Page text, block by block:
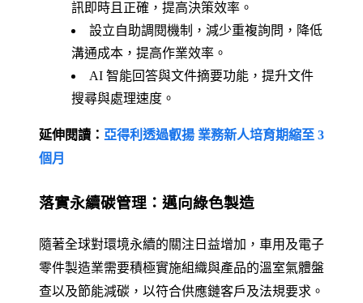
訊即時且正確，提高決策效率。
設立自助調閱機制，減少重複詢問，降低
溝通成本，提高作業效率。
AI 智能回答與文件摘要功能，提升文件
搜尋與處理速度。
延伸閱讀： 亞得利透過叡揚 業務新人培育期縮至 3
個月
落實永續碳管理：邁向綠色製造
隨著全球對環境永續的關注日益增加，車用及電子
零件製造業需要積極實施組織與產品的溫室氣體盤
查以及節能減碳，以符合供應鏈客戶及法規要求。